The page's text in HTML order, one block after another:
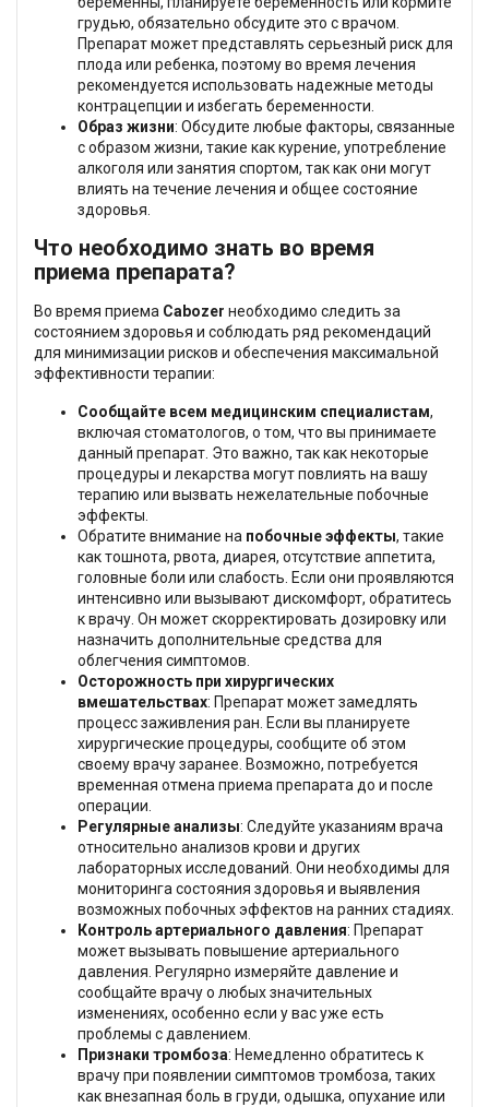
грудью, обязательно обсудите это с врачом.
Препарат может представлять серьезный риск для
плода или ребенка, поэтому во время лечения
рекомендуется использовать надежные методы
контрацепции и избегать беременности.
Образ жизни: Обсудите любые факторы, связанные
с образом жизни, такие как курение, употребление
алкоголя или занятия спортом, так как они могут
влиять на течение лечения и общее состояние
здоровья.
Что необходимо знать во время
приема препарата?
Во время приема Cabozer необходимо следить за
состоянием здоровья и соблюдать ряд рекомендаций
для минимизации рисков и обеспечения максимальной
эффективности терапии:
Сообщайте всем медицинским специалистам,
включая стоматологов, о том, что вы принимаете
данный препарат. Это важно, так как некоторые
процедуры и лекарства могут повлиять на вашу
терапию или вызвать нежелательные побочные
эффекты.
Обратите внимание на побочные эффекты, такие
как тошнота, рвота, диарея, отсутствие аппетита,
головные боли или слабость. Если они проявляются
интенсивно или вызывают дискомфорт, обратитесь
к врачу. Он может скорректировать дозировку или
назначить дополнительные средства для
облегчения симптомов.
Осторожность при хирургических
вмешательствах: Препарат может замедлять
процесс заживления ран. Если вы планируете
хирургические процедуры, сообщите об этом
своему врачу заранее. Возможно, потребуется
временная отмена приема препарата до и после
операции.
Регулярные анализы: Следуйте указаниям врача
относительно анализов крови и других
лабораторных исследований. Они необходимы для
мониторинга состояния здоровья и выявления
возможных побочных эффектов на ранних стадиях.
Контроль артериального давления: Препарат
может вызывать повышение артериального
давления. Регулярно измеряйте давление и
сообщайте врачу о любых значительных
изменениях, особенно если у вас уже есть
проблемы с давлением.
Признаки тромбоза: Немедленно обратитесь к
врачу при появлении симптомов тромбоза, таких
как внезапная боль в груди, одышка, опухание или